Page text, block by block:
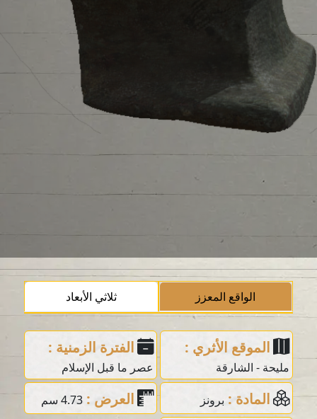
الواقع المعزز ثلاثي الأبعاد
الموقع الأثري :
مليحة - الشارقة
الفترة الزمنية :
عصر ما قبل الإسلام
المادة : برونز العرض : 4.73 سم